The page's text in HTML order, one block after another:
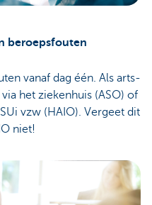
beroepsfouten
vanaf dag één. Als arts-
het ziekenhuis (ASO) of
vzw (HAIO). Vergeet dit
niet!